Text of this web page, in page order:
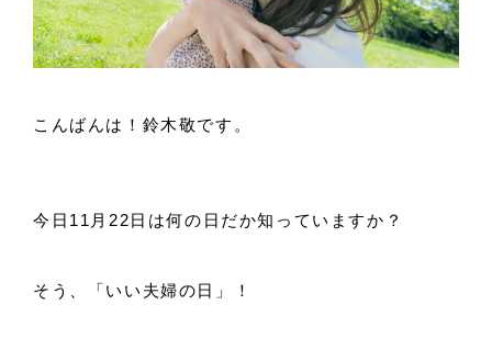
こんばんは！鈴木敬です。
今日11月22日は何の日だか知っていますか？
そう、「いい夫婦の日」！